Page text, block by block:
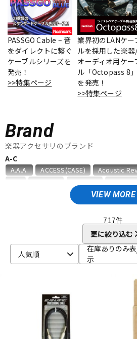
ベース
ドラム
管楽器
アンプ
DTM オンライン納品
中古
PASSGO Cable – 音
をダイレクトに繋ぐ
ケーブルシリーズを
発売！
>>特集ページ
業界初のLANケー
ルを採用した楽
オーディオ用ケー
ル「Octopass 8」
を発売！
>>特集ページ
Brand
楽器アクセサリのブランド
VIEW MORE
A-C
A.A.A. ACCESS(CASE) Acoustic
ALPINE HEARING
ARTEC ATELIER
BARBAROSSA
BASSO
Bigsby
Bill Lawrence Birdland
BLACK MOUNTAIN PICKS
BLUE BELL
Bohemians BONDHUS
Cling On
COMFORT Strapp
CUSTOM TRY
717件
更に絞り込む
人気順
在庫ありのみ表
示